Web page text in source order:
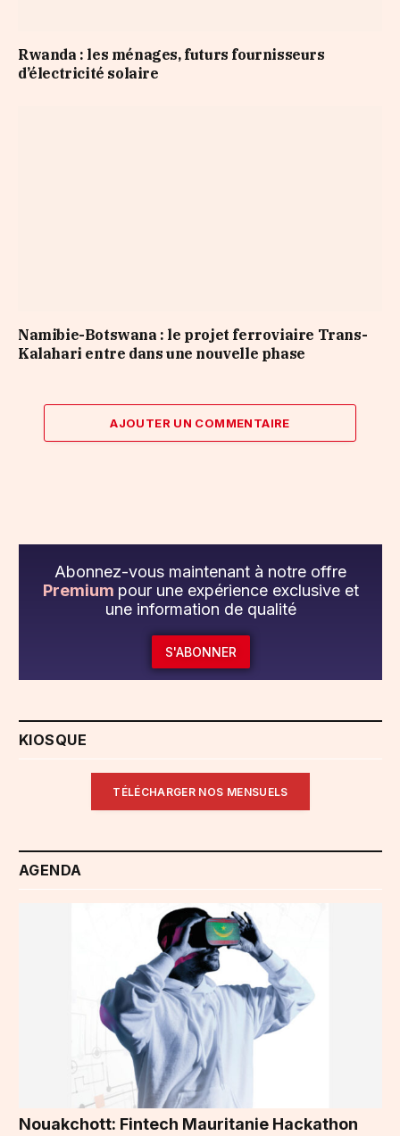
Rwanda : les ménages, futurs fournisseurs
d’électricité solaire
Namibie-Botswana : le projet ferroviaire Trans-
Kalahari entre dans une nouvelle phase
AJOUTER UN COMMENTAIRE
Abonnez-vous maintenant à notre offre
Premium pour une expérience exclusive et
une information de qualité
S'ABONNER
KIOSQUE
TÉLÉCHARGER NOS MENSUELS
AGENDA
Nouakchott: Fintech Mauritanie Hackathon